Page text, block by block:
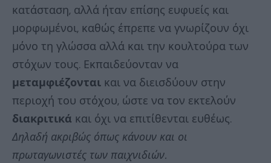
κατάσταση, αλλά ήταν επίσης ευφυείς και
μορφωμένοι, καθώς έπρεπε να γνωρίζουν όχι
μόνο τη γλώσσα αλλά και την κουλτούρα των
στόχων τους. Εκπαιδεύονταν να
μεταμφιέζονται και να διεισδύουν στην
περιοχή του στόχου, ώστε να τον εκτελούν
διακριτικά και όχι να επιτίθενται ευθέως.
Δηλαδή ακριβώς όπως κάνουν και οι
πρωταγωνιστές των παιχνιδιών.